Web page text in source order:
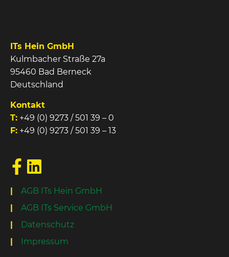
ITs Hein GmbH
Kulmbacher Straße 27a
95460 Bad Berneck
Deutschland
Kontakt
T: +49 (0) 9273 / 501 39 – 0
F: +49 (0) 9273 / 501 39 – 13
AGB ITs Hein GmbH
AGB ITs Service GmbH
Datenschutz
Impressum